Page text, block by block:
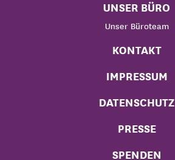
UNSER BÜRO
Unser Büroteam
KONTAKT
IMPRESSUM
DATENSCHUTZ
PRESSE
SPENDEN